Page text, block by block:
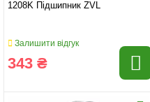
1208K Підшипник ZVL
Залишити відгук
343 ₴